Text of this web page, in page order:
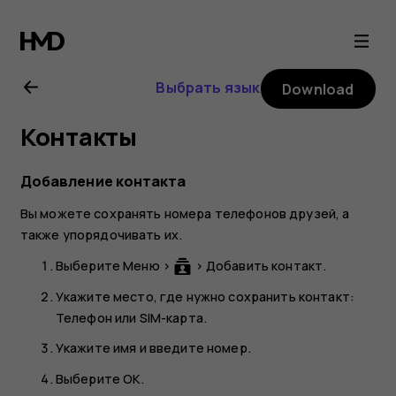
Nokia
106
(2018)
user
guide
Выбрать язык Download
Контакты
Добавление контакта
Вы можете сохранять номера телефонов друзей, а
также упорядочивать их.
ВыберитеМеню > > Добавить контакт.
Укажите место, где нужно сохранить контакт:
Телефон или SIM-карта.
Укажите имя и введите номер.
ВыберитеОК.